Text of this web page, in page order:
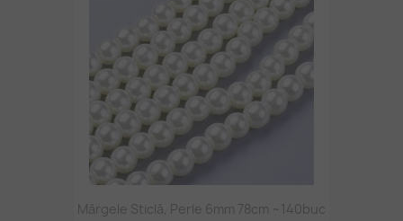
Mărgele Sticlă, Perle 6mm 78cm ~140buc